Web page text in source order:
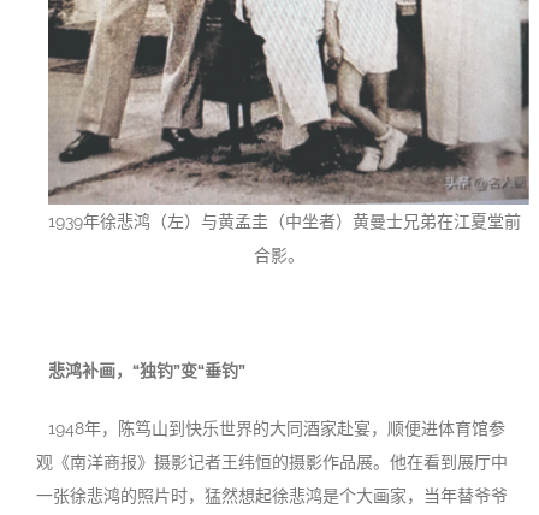
1939年徐悲鸿（左）与黄孟圭（中坐者）黄曼士兄弟在江夏堂前
合影。
悲鸿补画，“独钓”变“垂钓”
1948年，陈笃山到快乐世界的大同酒家赴宴，顺便进体育馆参
观《南洋商报》摄影记者王纬恒的摄影作品展。他在看到展厅中
一张徐悲鸿的照片时，猛然想起徐悲鸿是个大画家，当年替爷爷